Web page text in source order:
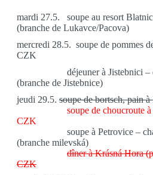
mardi 27.5. soupe au resort
(branche de Lukavce/Pacova)
mercredi 28.5. soupe de pommes
CZK
déjeuner à Jistebnici
(branche de Jistebnice)
jeudi 29.5. soupe de bortsch, pain
soupe de choucroute
CZK
soupe à Petrovice –
(branche milevská)
dîner à Krásná Hora
CZK